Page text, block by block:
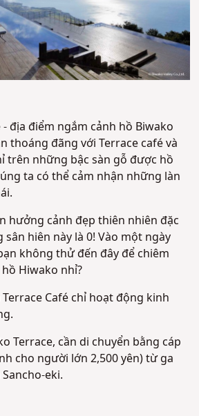
địa điểm ngắm cảnh hồ Biwako
thoáng đãng với Terrace café và
trên những bậc sàn gỗ được hồ
ta có thể cảm nhận những làn
hưởng cảnh đẹp thiên nhiên đặc
sân hiên này là 0! Vào một ngày
không thử đến đây để chiêm
Hiwako nhỉ?
Café chỉ hoạt động kinh
Terrace, cần di chuyển bằng cáp
cho người lớn 2,500 yên) từ ga
eki.